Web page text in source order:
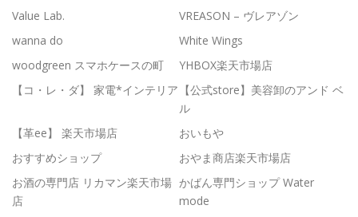
Value Lab.
VREASON – ヴレアゾン
wanna do
White Wings
woodgreen スマホケースの町
YHBOX楽天市場店
【コ・レ・ダ】 家電*インテリア 【公式store】美容卸のアンド ベ
ル
【革ee】 楽天市場店
おいもや
おすすめショップ
おやま商店楽天市場店
お酒の専門店 リカマン楽天市場
店
かばん専門ショップ Water
mode